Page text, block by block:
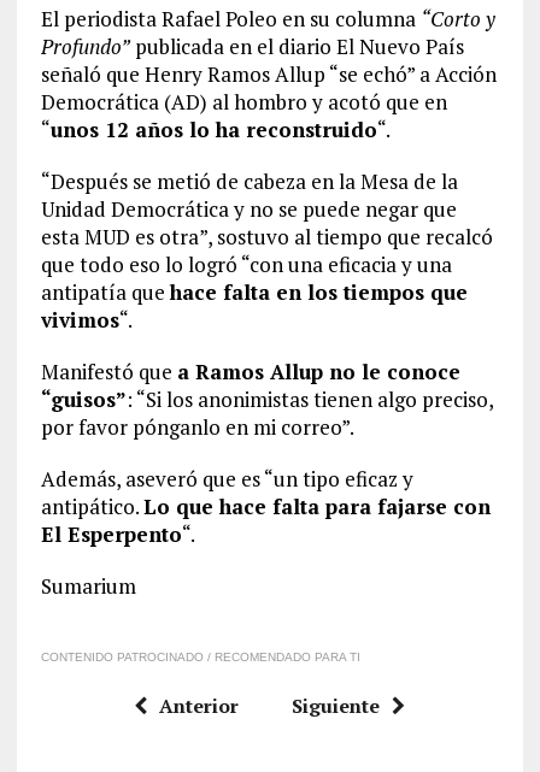
El periodista Rafael Poleo en su columna “Corto y
Profundo”publicada en el diario El Nuevo País
señaló que Henry Ramos Allup “se echó” a Acción
Democrática (AD) al hombro y acotó que en
“unos 12 años lo ha reconstruido“.
“Después se metió de cabeza en la Mesa de la
Unidad Democrática y no se puede negar que
esta MUD es otra”, sostuvo al tiempo que recalcó
que todo eso lo logró “con una eficacia y una
antipatía quehace falta en los tiempos que
vivimos“.
Manifestó que a Ramos Allup no le conoce
“guisos”: “Si los anonimistas tienen algo preciso,
por favor pónganlo en mi correo”.
Además, aseveró que es “un tipo eficaz y
antipático.Lo que hace falta para fajarse con
El Esperpento“.
Sumarium
CONTENIDO PATROCINADO / RECOMENDADO PARA TI
Anterior Siguiente